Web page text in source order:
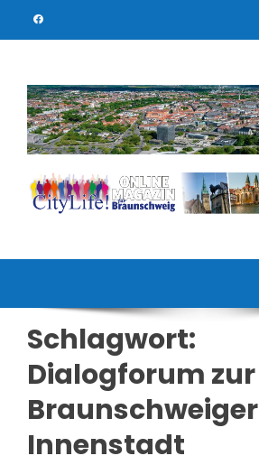
Schlagwort:
Dialogforum zur
Braunschweiger
Innenstadt